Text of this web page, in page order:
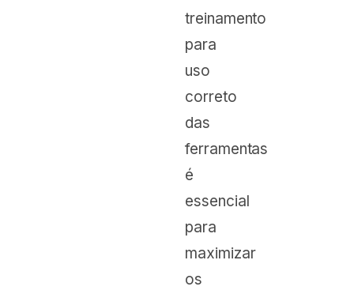
treinamento
para
uso
correto
das
ferramentas
é
essencial
para
maximizar
os